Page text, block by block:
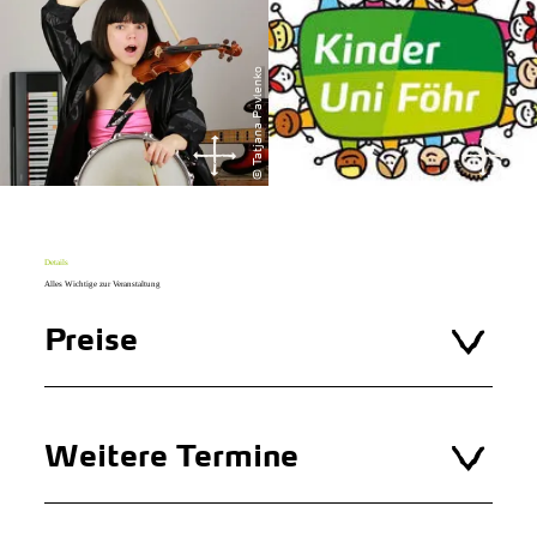
© Tatjana Pavlenko
Details
Alles Wichtige zur Veranstaltung
Preise
Weitere Termine